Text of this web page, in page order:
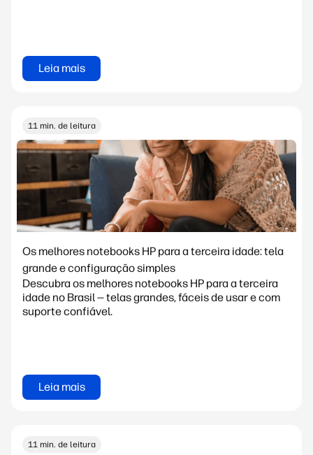
Leia mais
11 min. de leitura
Os melhores notebooks HP para a terceira idade: tela
grande e configuração simples
Descubra os melhores notebooks HP para a terceira
idade no Brasil — telas grandes, fáceis de usar e com
suporte confiável.
Leia mais
11 min. de leitura